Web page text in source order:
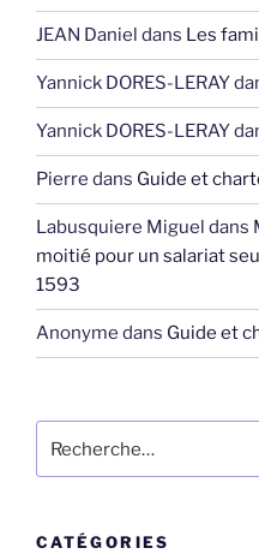
JEAN Daniel dans Les
Yannick DORES-LERAY
Yannick DORES-LERAY
Pierre dans Guide et
Labusquiere Miguel dans
moitié pour un salariat
1593
Anonyme dans Guide et
pour
CATÉGORIES